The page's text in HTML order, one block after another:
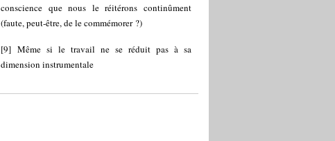
conscience que nous le réitérons continûment
(faute, peut-être, de le commémorer ?)
[9] Même si le travail ne se réduit pas à sa
dimension instrumentale